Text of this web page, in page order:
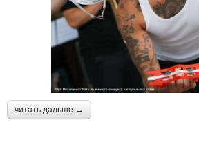
читать дальше →